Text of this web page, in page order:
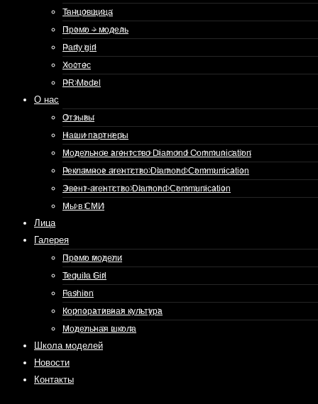
Танцовщица
Промо – модель
Party girl
Хостес
PR Model
О нас
Отзывы
Наши партнеры
Модельное агентство Diamond Communication
Рекламное агентство Diamond Communication
Эвент-агентство Diamond Communication
Мы в СМИ
Лица
Галерея
Промо модели
Tequila Girl
Fashion
Корпоративная культура
Модельная школа
Школа моделей
Новости
Контакты